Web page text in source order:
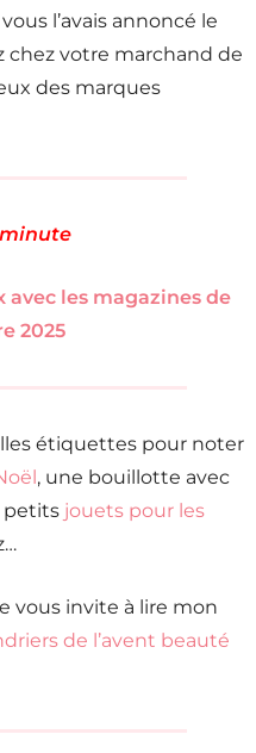
l’avais annoncé le
chez votre marchand de
des marques
avec les magazines de
2025
étiquettes pour noter
, une bouillotte avec
petits jouets pour les
vous invite à lire mon
de l’avent beauté